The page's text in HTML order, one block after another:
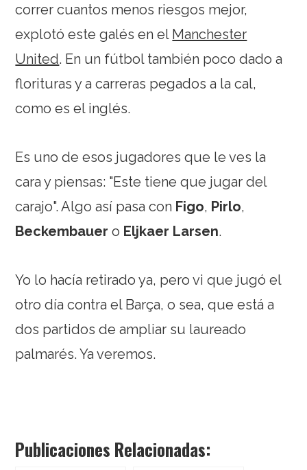
correr cuantos menos riesgos mejor,
explotó este galés en el Manchester
United. En un fútbol también poco dado a
florituras y a carreras pegados a la cal,
como es el inglés.
Es uno de esos jugadores que le ves la
cara y piensas: "Este tiene que jugar del
carajo". Algo así pasa con Figo, Pirlo,
Beckembauer o Eljkaer Larsen.
Yo lo hacía retirado ya, pero vi que jugó el
otro día contra el Barça, o sea, que está a
dos partidos de ampliar su laureado
palmarés. Ya veremos.
Publicaciones Relacionadas: